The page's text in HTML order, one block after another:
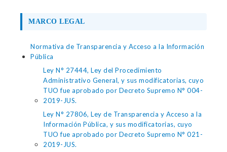
MARCO LEGAL
Normativa de Transparencia y Acceso a la Información
Pública
Ley N° 27444, Ley del Procedimiento
Administrativo General, y sus modificatorias, cuyo
TUO fue aprobado por Decreto Supremo N° 004-
2019-JUS.
Ley N° 27806, Ley de Transparencia y Acceso a la
Información Pública, y sus modificatorias, cuyo
TUO fue aprobado por Decreto Supremo N° 021-
2019-JUS.